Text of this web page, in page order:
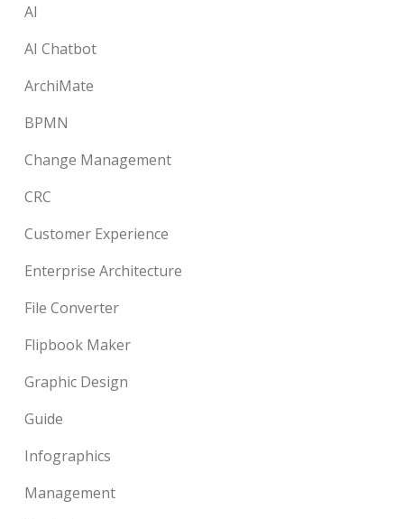
AI
AI Chatbot
ArchiMate
BPMN
Change Management
CRC
Customer Experience
Enterprise Architecture
File Converter
Flipbook Maker
Graphic Design
Guide
Infographics
Management